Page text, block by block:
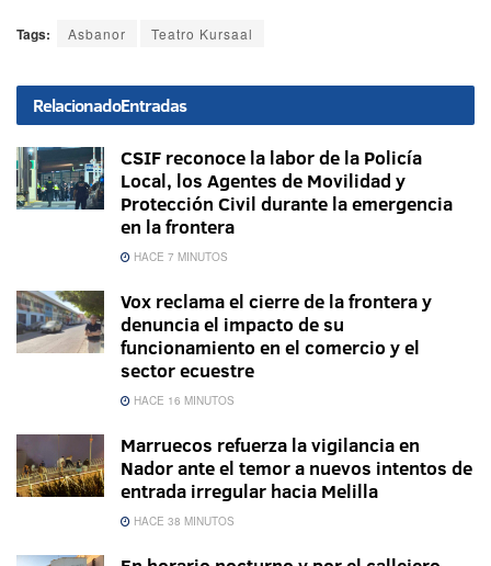
Tags: Asbanor Teatro Kursaal
RelacionadoEntradas
CSIF reconoce la labor de la Policía
Local, los Agentes de Movilidad y
Protección Civil durante la emergencia
en la frontera
HACE 7 MINUTOS
Vox reclama el cierre de la frontera y
denuncia el impacto de su
funcionamiento en el comercio y el
sector ecuestre
HACE 16 MINUTOS
Marruecos refuerza la vigilancia en
Nador ante el temor a nuevos intentos de
entrada irregular hacia Melilla
HACE 38 MINUTOS